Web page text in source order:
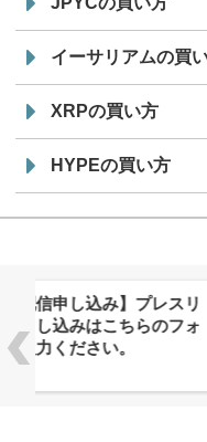
イーサリアムの買
XRPの買い方
HYPEの買い方
株式
ーバ
「